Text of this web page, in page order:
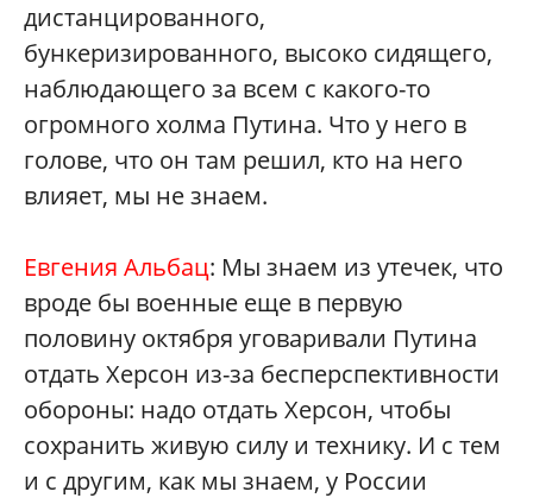
дистанцированного,
бункеризированного, высоко сидящего,
наблюдающего за всем с какого-то
огромного холма Путина. Что у него в
голове, что он там решил, кто на него
влияет, мы не знаем.
Евгения Альбац: Мы знаем из утечек, что
вроде бы военные еще в первую
половину октября уговаривали Путина
отдать Херсон из-за бесперспективности
обороны: надо отдать Херсон, чтобы
сохранить живую силу и технику. И с тем
и с другим, как мы знаем, у России